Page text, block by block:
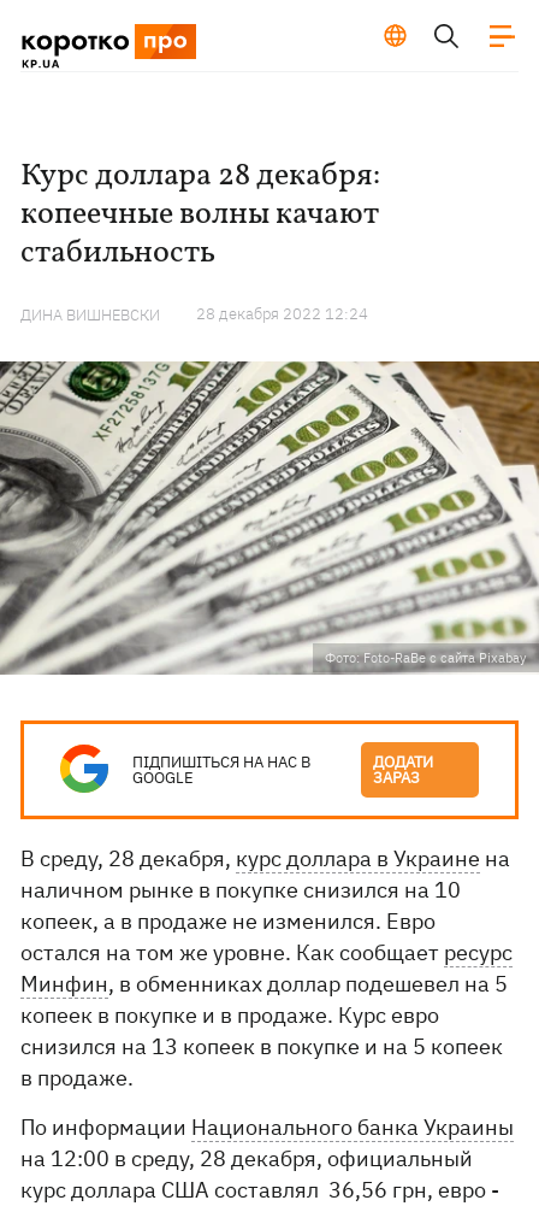
Курс доллара 28 декабря:
копеечные волны качают
стабильность
ДИНА ВИШНЕВСКИ 28 декабря 2022 12:24
Фото: Foto-RaBe с сайта Pixabay
ПІДПИШІТЬСЯ НА НАС В
GOOGLE
ДОДАТИ
ЗАРАЗ
В среду, 28 декабря, курс доллара в Украине на
наличном рынке в покупке снизился на 10
копеек, а в продаже не изменился. Евро
остался на том же уровне. Как сообщает ресурс
Минфин, в обменниках доллар подешевел на 5
копеек в покупке и в продаже. Курс евро
снизился на 13 копеек в покупке и на 5 копеек
в продаже.
По информации Национального банка Украины
на 12:00 в среду, 28 декабря, официальный
курс доллара США составлял 36,56 грн, евро -